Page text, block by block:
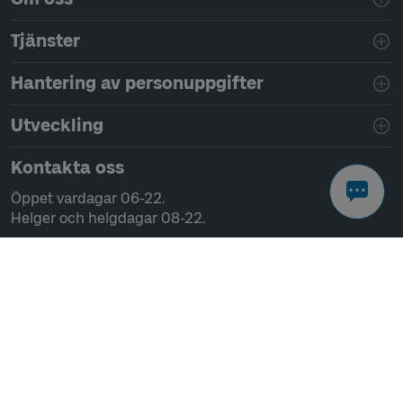
Tjänster
Hantering av personuppgifter
Utveckling
Kontakta oss
Öppet vardagar 06-22.
Helger och helgdagar 08-22.